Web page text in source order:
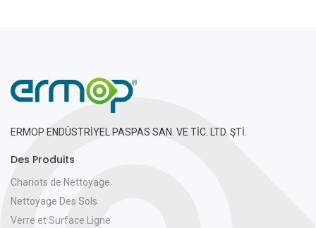
ERMOP ENDÜSTRİYEL PASPAS SAN. VE TİC. LTD. ŞTİ.
Des Produits
Chariots de Nettoyage
Nettoyage Des Sols
Verre et Surface Ligne